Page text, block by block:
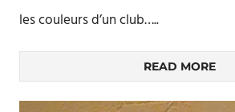
les couleurs d’un club…..
READ MORE